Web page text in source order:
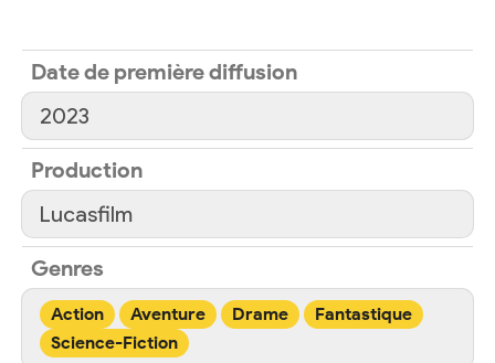
Date de première diffusion
2023
Production
Lucasfilm
Genres
Action Aventure Drame
Fantastique
Science-Fiction